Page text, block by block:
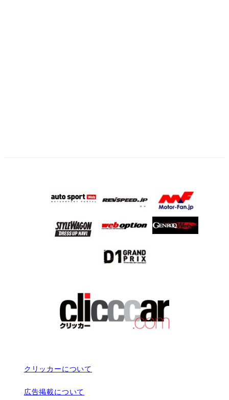
クリッカーについて
広告掲載について